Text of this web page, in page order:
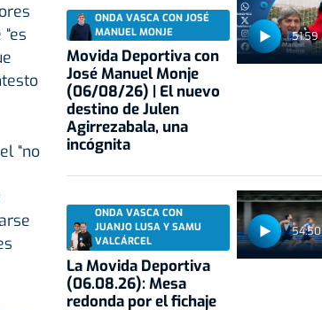
“no
51:59
ONDA VASCA CON JOSÉ
MANUEL MONJE
Movida Deportiva con
José Manuel Monje
(06/08/26) | El nuevo
destino de Julen
Agirrezabala, una
incógnita
54:50
ONDA VASCA CON
JUANJO LUSA Y SAMU
VALCÁRCEL
La Movida Deportiva
(06.08.26): Mesa
redonda por el fichaje